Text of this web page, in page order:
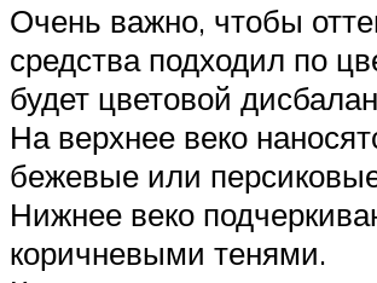
Очень важно, чтобы
средства подходил по
будет цветовой
На верхнее веко
бежевые или
Нижнее веко
коричневыми тенями.